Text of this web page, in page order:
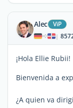
Alec ViP
|
¡Hola Ellie Rubii!
Bienvenida a
¿A quien va